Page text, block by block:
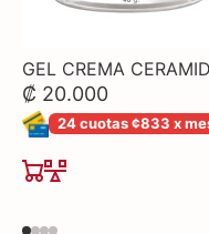
GEL CREMA
₡ 20.000
24 cuotas ¢833 x